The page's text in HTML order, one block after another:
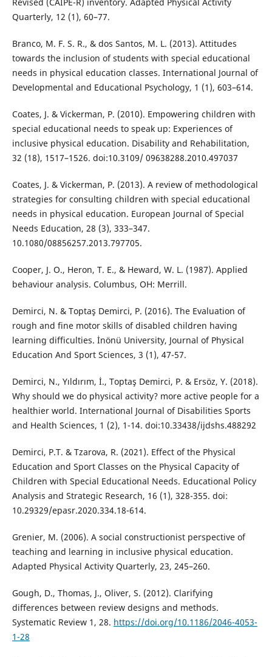
Revised (CAIPE-R) inventory. Adapted Physical Activity
Quarterly, 12 (1), 60–77.
Branco, M. F. S. R., & dos Santos, M. L. (2013). Attitudes
towards the inclusion of students with special educational
needs in physical education classes. International Journal of
Developmental and Educational Psychology, 1 (1), 603–614.
Coates, J. & Vickerman, P. (2010). Empowering children with
special educational needs to speak up: Experiences of
inclusive physical education. Disability and Rehabilitation,
32 (18), 1517–1526. doi:10.3109/ 09638288.2010.497037
Coates, J. & Vickerman, P. (2013). A review of methodological
strategies for consulting children with special educational
needs in physical education. European Journal of Special
Needs Education, 28 (3), 333–347.
10.1080/08856257.2013.797705.
Cooper, J. O., Heron, T. E., & Heward, W. L. (1987). Applied
behaviour analysis. Columbus, OH: Merrill.
Demirci, N. & Toptaş Demirci, P. (2016). The Evaluation of
rough and fine motor skills of disabled children having
learning difficulties. İnönü University, Journal of Physical
Education And Sport Sciences, 3 (1), 47-57.
Demirci, N., Yıldırım, İ., Toptaş Demirci, P. & Ersöz, Y. (2018).
Why should we do physical activity? more active people for a
healthier world. International Journal of Disabilities Sports
and Health Sciences, 1 (2), 1-14. doi:10.33438/ijdshs.488292
Demirci, P.T. & Tzarova, R. (2021). Effect of the Physical
Education and Sport Classes on the Physical Capacity of
Children with Special Educational Needs. Educational Policy
Analysis and Strategic Research, 16 (1), 328-355. doi:
10.29329/epasr.2020.334.18-614.
Grenier, M. (2006). A social constructionist perspective of
teaching and learning in inclusive physical education.
Adapted Physical Activity Quarterly, 23, 245–260.
Gough, D., Thomas, J., Oliver, S. (2012). Clarifying
differences between review designs and methods.
Systematic Review 1, 28. https://doi.org/10.1186/2046-4053-
1-28